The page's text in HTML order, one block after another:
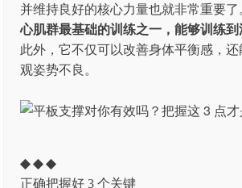
并维持良好的核心力量也就非常重要了
心肌群最基础的训练之一，能够训练到
此外，它不仅可以改善身体平衡感，
观姿势不良。
◆ ◆ ◆
正确把握好 3 个关键